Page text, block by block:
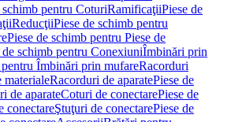
schimb pentru CoturiRamificaţiiPiese de
ReducţiiPiese de schimb pentru
Piese de schimb pentru Piese de
de schimb pentru ConexiuniÎmbinări prin
pentru Îmbinări prin mufareRacorduri
materialeRacorduri de aparatePiese de
de aparateCoturi de conectarePiese de
conectareŞtuţuri de conectarePiese de